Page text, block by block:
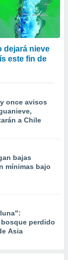
dejará nieve
este fin de
once avisos
a Chile
bajas
mínimas bajo
perdido
Asia